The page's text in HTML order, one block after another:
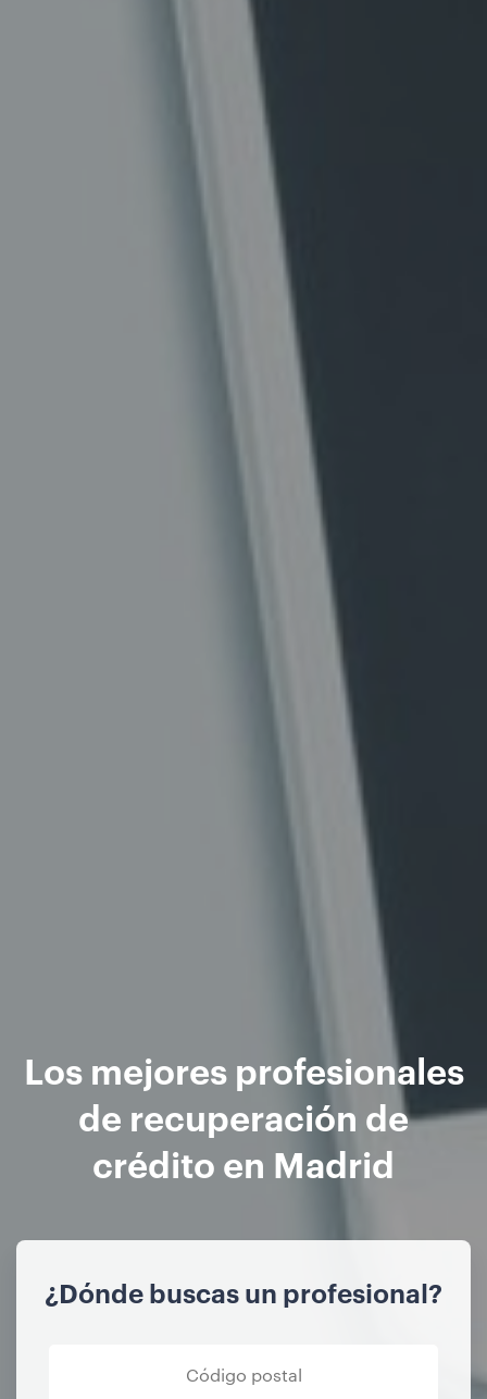
Los mejores profesionales
de recuperación de
crédito en Madrid
¿Dónde buscas un profesional?